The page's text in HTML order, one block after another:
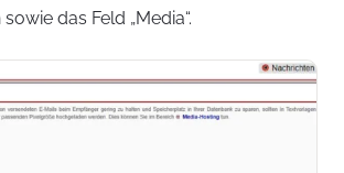
das Feld „Media“.